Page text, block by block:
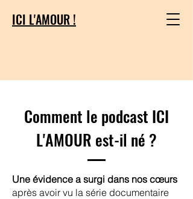
ICI L'AMOUR !
Comment le podcast ICI
L'AMOUR est-il né ?
Une évidence a surgi dans nos cœurs
après avoir vu la série documentaire